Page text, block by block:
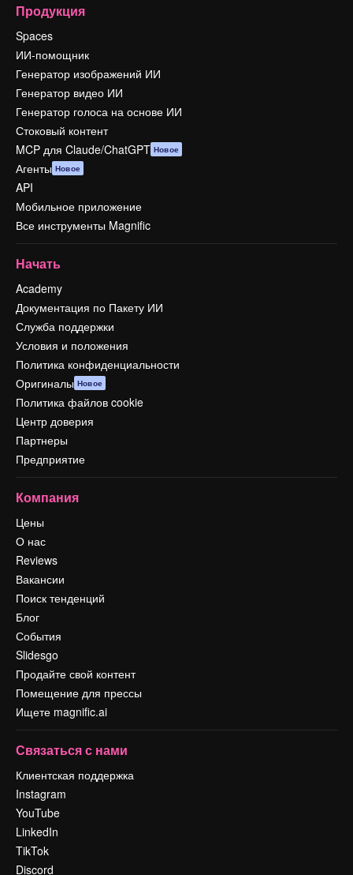
Продукция
Spaces
ИИ-помощник
Генератор изображений ИИ
Генератор видео ИИ
Генератор голоса на основе ИИ
Стоковый контент
MCP для Claude/ChatGPT Новое
Агенты Новое
API
Мобильное приложение
Все инструменты Magnific
Начать
Academy
Документация по Пакету ИИ
Служба поддержки
Условия и положения
Политика конфиденциальности
Оригиналы Новое
Политика файлов cookie
Центр доверия
Партнеры
Предприятие
Компания
Цены
О нас
Reviews
Вакансии
Поиск тенденций
Блог
События
Slidesgo
Продайте свой контент
Помещение для прессы
Ищете magnific.ai
Связаться с нами
Клиентская поддержка
Instagram
YouTube
LinkedIn
TikTok
Discord